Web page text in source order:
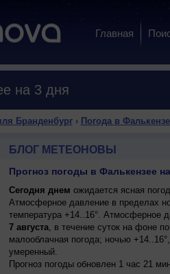
Главная
на 3 дня
Бранденбург› Погода в
БЛОГ МЕТЕОНОВЫ
Прогноз погоды в Фалькензее
Сегодня днем ожидается ясная
Атмосферное давление в пределах
температура +14..16°. Атмосферное
7 августа, в течение суток на фоне
малооблачная погода; ночью
умеренный.
Прогноз погоды обновлен 1 час 21